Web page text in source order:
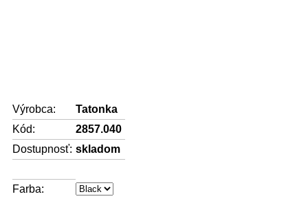
Výrobca:
Tatonka
Kód:
2857.040
Dostupnosť: skladom
Farba: